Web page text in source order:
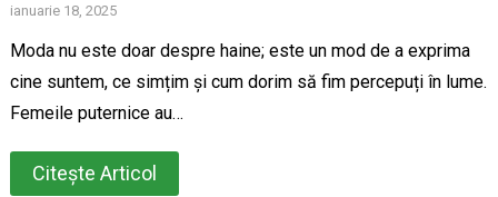
ianuarie 18, 2025
Moda nu este doar despre haine; este un mod de a exprima
cine suntem, ce simțim și cum dorim să fim percepuți în lume.
Femeile puternice au…
Citește Articol